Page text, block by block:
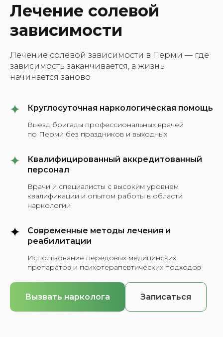
Лечение солевой
зависимости
Лечение солевой зависимости в Перми — где
зависимость заканчивается, а жизнь
начинается заново
Круглосуточная наркологическая помощь
Выезд бригады профессиональных врачей
по Перми без праздников и выходных
Квалифицированный аккредитованный
персонал
Врачи и специалисты с высоким уровнем
квалификации и опытом работы в области
наркологии
Современные методы лечения и
реабилитации
Использование передовых медицинских
препаратов и психотерапевтических подходов
Вызвать нарколога Записаться